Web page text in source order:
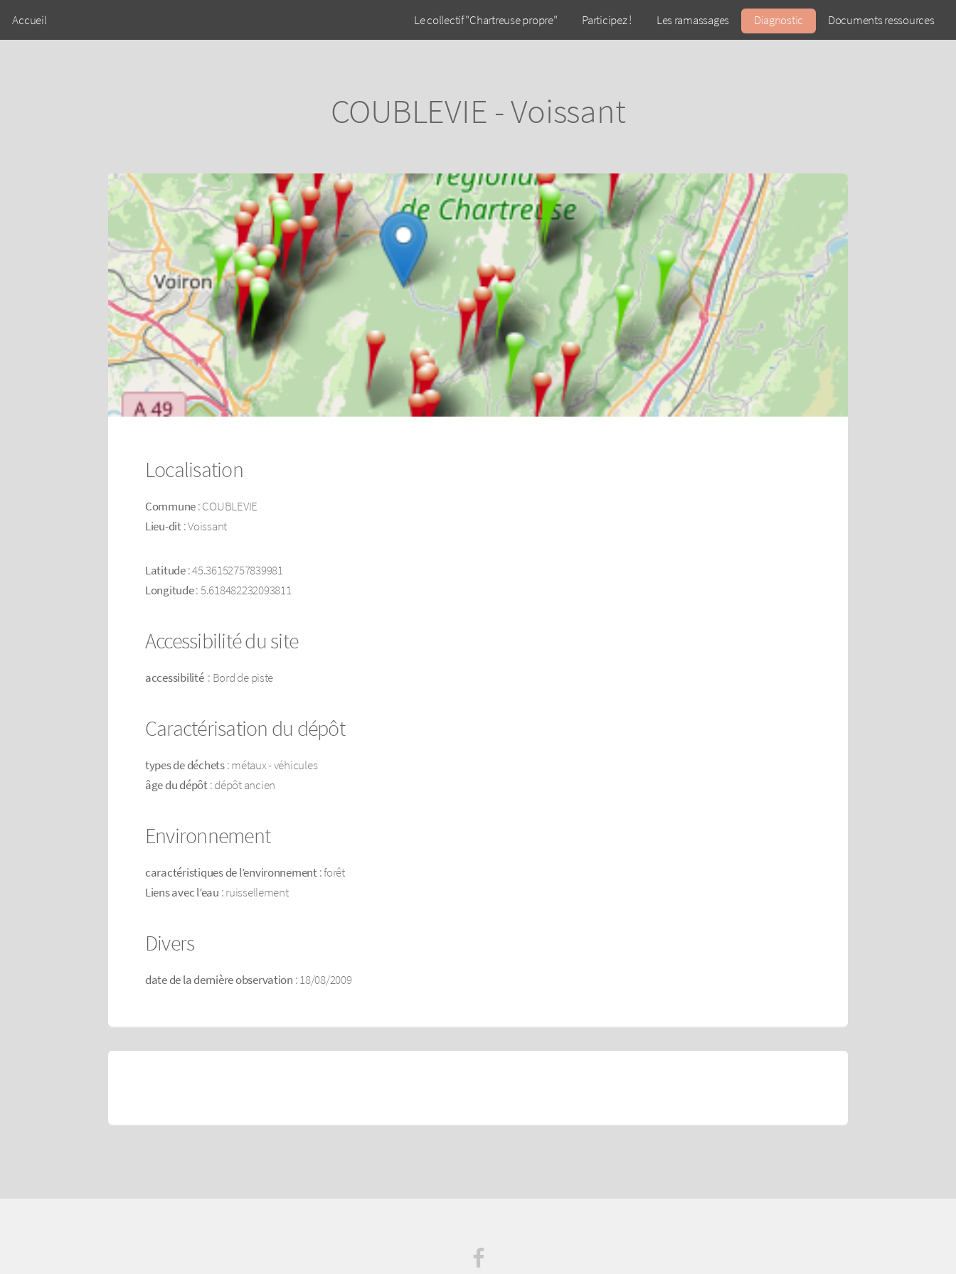
Accueil Le collectif "Chartreuse propre" Participez ! Les ramassages Diagnostic Documents ressources
COUBLEVIE - Voissant
Localisation
Commune: COUBLEVIE
Lieu-dit: Voissant
Latitude: 45.36152757839981
Longitude: 5.618482232093811
Accessibilité du site
accessibilité : Bord de piste
Caractérisation du dépôt
types de déchets: métaux - véhicules
âge du dépôt: dépôt ancien
Environnement
caractéristiques de l’environnement: forêt
Liens avec l’eau : ruissellement
Divers
date de la dernière observation : 18/08/2009